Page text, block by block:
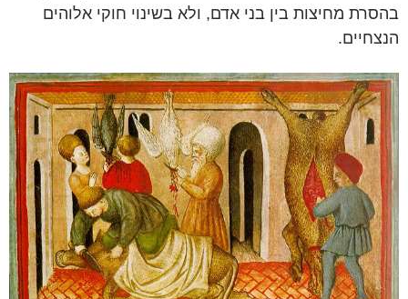
בהסרת מחיצות בין בני אדם, ולא בשינוי חוקי אלוהים
הנצחיים.